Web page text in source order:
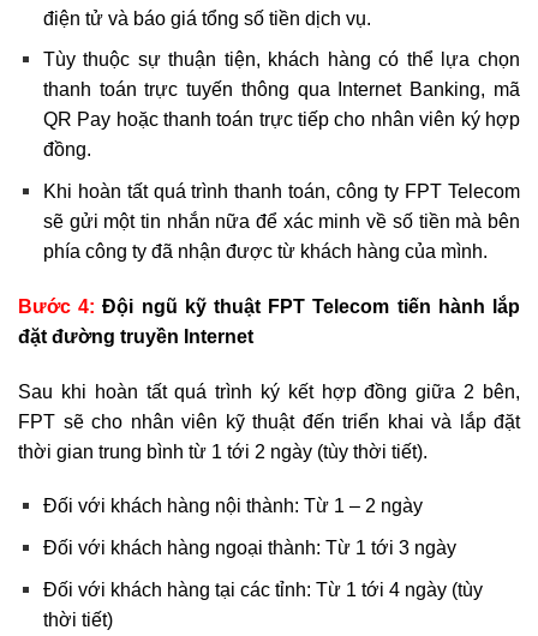
điện tử và báo giá tổng số tiền dịch vụ.
Tùy thuộc sự thuận tiện, khách hàng có thể lựa chọn
thanh toán trực tuyến thông qua Internet Banking, mã
QR Pay hoặc thanh toán trực tiếp cho nhân viên ký hợp
đồng.
Khi hoàn tất quá trình thanh toán, công ty FPT Telecom
sẽ gửi một tin nhắn nữa để xác minh về số tiền mà bên
phía công ty đã nhận được từ khách hàng của mình.
Bước 4: Đội ngũ kỹ thuật FPT Telecom tiến hành lắp
đặt đường truyền Internet
Sau khi hoàn tất quá trình ký kết hợp đồng giữa 2 bên,
FPT sẽ cho nhân viên kỹ thuật đến triển khai và lắp đặt
thời gian trung bình từ 1 tới 2 ngày (tùy thời tiết).
Đối với khách hàng nội thành: Từ 1 – 2 ngày
Đối với khách hàng ngoại thành: Từ 1 tới 3 ngày
Đối với khách hàng tại các tỉnh: Từ 1 tới 4 ngày (tùy
thời tiết)